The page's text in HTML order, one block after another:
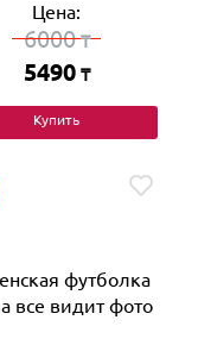
Цена:
6000₸
5490 ₸
Купить